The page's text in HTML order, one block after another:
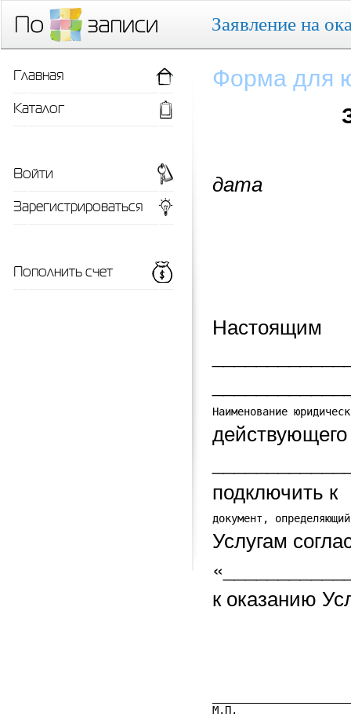
Заявление на
Форма для
дата
Настоящим
Наименование
подключить к
документ,
Услугам
к оказанию
М.П.
Главная
Каталог
Войти
Зарегистрироваться
Пополнить счет